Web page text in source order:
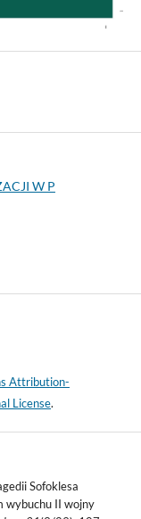
W P
Attribution-
License.
Sofoklesa
wybuchu II wojny